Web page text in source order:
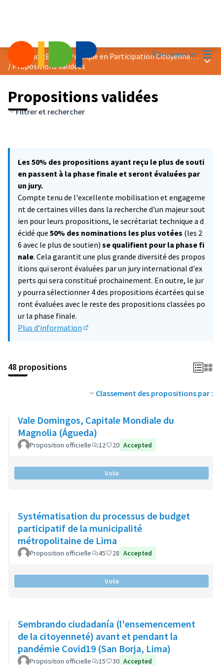
Se connecter
Prix &quot;Bonne Pratique en Participation Citoyenne&quot; 2021
/Propositions validées
Propositions validées
Filtrer et rechercher
Les 50% des propositions ayant reçu le plus de souti
en passent à la phase finale et seront évaluées par
un jury.
Compte tenu de l'excellente mobilisation et engageme
nt de certaines villes dans la recherche d'un majeur sout
ien pour leurs propositions, le secrétariat technique a d
écidé que 50% des nominations les plus votées (les 2
6 avec le plus de soutien) se qualifient pour la phase fi
nale. Cela garantit une plus grande diversité des propos
itions qui seront évaluées par un jury international d'ex
perts qui sera constitué prochainement. En outre, le jur
y pourra sélectionner 4 des propositions écartées qui se
ront évaluées avec le reste des propositions classées po
ur la phase finale.
Plus d'information
48 propositions
Classement des propositions par :
Vale Domingos, Capitale Mondiale du
Magnolia (Águeda)
Proposition officielle 12 20 Accepted
Vote
Systématisation du processus de budget
participatif de la municipalité
métropolitaine de Lima
Proposition officielle 45 28 Accepted
Vote
Sembrando ciudadanía (l'ensemencement
de la citoyenneté) avant et pendant la
pandémie Covid19 (San Borja, Lima)
Proposition officielle 15 30 Accepted